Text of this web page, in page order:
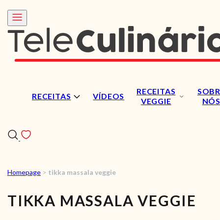
RECEITAS VÍDEOS
RECEITAS
VEGGIE
NÓS
RECEITAS
VÍDEOS
Homepage > tikka massala veggie
TIKKA MASSALA VEGGIE